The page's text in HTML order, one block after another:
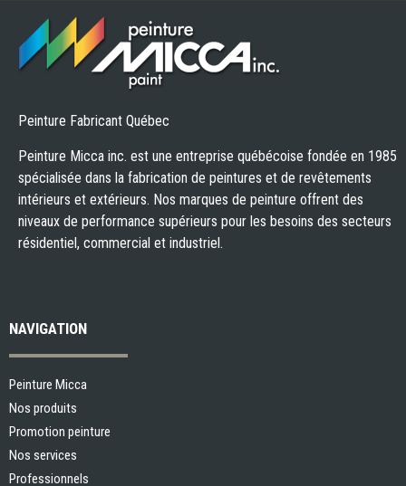
Peinture Fabricant Québec
Peinture Micca inc. est une entreprise québécoise fondée en 1985
spécialisée dans la fabrication de peintures et de revêtements
intérieurs et extérieurs. Nos marques de peinture offrent des
niveaux de performance supérieurs pour les besoins des secteurs
résidentiel, commercial et industriel.
NAVIGATION
Peinture Micca
Nos produits
Promotion peinture
Nos services
Professionnels